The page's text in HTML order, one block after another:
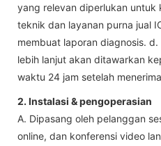
yang relevan diperlukan untuk
teknik dan layanan purna jual
membuat laporan diagnosis.
lebih lanjut akan ditawarkan
waktu 24 jam setelah
2. Instalasi & pengoperasian
A. Dipasang oleh pelanggan
online, dan konferensi video